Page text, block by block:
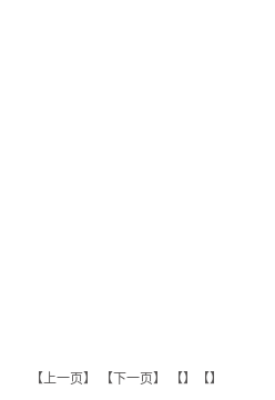
【上一页】 【 下一页】 【】【】